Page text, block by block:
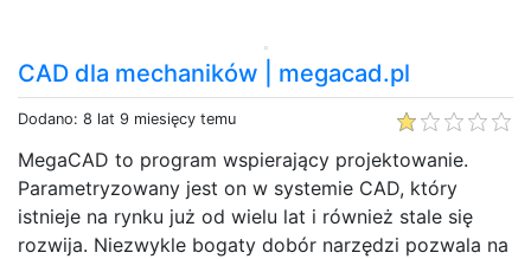
CAD dla mechaników | megacad.pl
Dodano: 8 lat 9 miesięcy temu
MegaCAD to program wspierający projektowanie.
Parametryzowany jest on w systemie CAD, który
istnieje na rynku już od wielu lat i również stale się
rozwija. Niezwykle bogaty dobór narzędzi pozwala na